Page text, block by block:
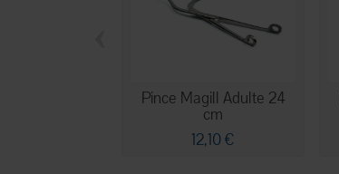
Pince Magill Adulte 24
cm
12,10 €